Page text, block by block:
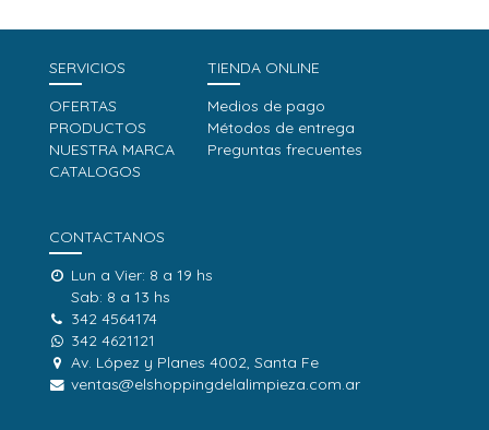
SERVICIOS
OFERTAS
PRODUCTOS
NUESTRA MARCA
CATALOGOS
TIENDA ONLINE
Medios de pago
Métodos de entrega
Preguntas frecuentes
CONTACTANOS
Lun a Vier: 8 a 19 hs
Sab: 8 a 13 hs
342 4564174
342 4621121
Av. López y Planes 4002, Santa Fe
ventas@elshoppingdelalimpieza.com.ar